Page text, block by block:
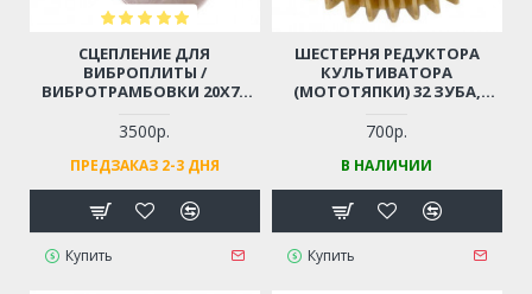
СЦЕПЛЕНИЕ ДЛЯ
ВИБРОПЛИТЫ /
ВИБРОТРАМБОВКИ 20X79
3500р.
ПРЕДЗАКАЗ 2-3 ДНЯ
Купить
ШЕСТЕРНЯ РЕДУКТОРА
КУЛЬТИВАТОРА
(МОТОТЯПКИ) 32 ЗУБА,
ШЛИЦЫ
700р.
В НАЛИЧИИ
Купить